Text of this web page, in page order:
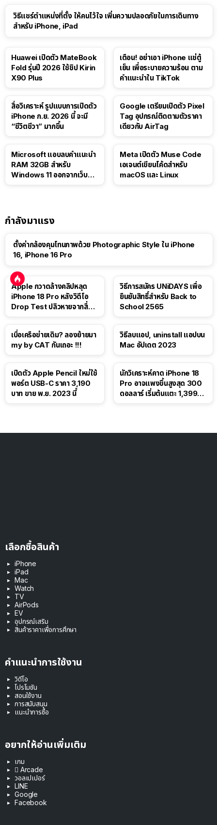
วิธีแชร์ตำแหน่งที่ตั้ง ให้คนไว้ใจ เพิ่มความปลอดภัยในการเดินทาง
สำหรับ iPhone, iPad
Huawei เปิดตัว MateBook
Fold รุ่นปี 2026 ใช้ชิป Kirin
X90 Plus
เตือน! อย่าเอา iPhone แช่ตู้
เย็น เพื่อระบายความร้อน ตาม
คำแนะนำใน TikTok
สื่อวิเคราะห์ รูปแบบการเปิดตัว
iPhone ก.ย. 2026 นี้ จะมี
“ชีวิตชีวา” มากขึ้น
Google เตรียมเปิดตัว Pixel
Tag อุปกรณ์ติดตามตัวราคา
เดียวกับ AirTag
Microsoft แอบลบคำแนะนำ
RAM 32GB สำหรับ
Windows 11 ออกจากเว็บตัว
Meta เปิดตัว Muse Code
เอเจนต์เขียนโค้ดสำหรับ
macOS และ Linux
กำลังมาแรง
ตั้งค่ากล้องคุมโทนภาพด้วย Photographic Style ใน iPhone
16, iPhone 16 Pro
Apple กวาดล้างคลิปหลุด
iPhone 18 Pro หลังวิดีโอ
Drop Test ปลิวหายจากสื่อ
วิธีการสมัคร UNiDAYS เพื่อ
ยืนยันสิทธิ์สำหรับ Back to
School 2565
เบื่อเครือข่ายเดิม? ลองย้ายมา
my by CAT กันเถอะ !!!
วิธีลบแอป, uninstall แอปบน
Mac อัปเดต 2023
เปิดตัว Apple Pencil ใหม่ใช้
พอร์ต USB-C ราคา 3,190
บาท ขาย พ.ย. 2023 นี้
นักวิเคราะห์คาด iPhone 18
Pro อาจแพงขึ้นสูงสุด 300
ดอลลาร์ เริ่มต้นแตะ 1,399
เลือกซื้อสินค้า
iPhone
iPad
Mac
Watch
TV
AirPods
EV
อุปกรณ์เสริม
สินค้าราคาเพื่อการศึกษา
คำแนะนำการใช้งาน
วิดีโอ
โปรโมชัน
สอนใช้งาน
การสนับสนุน
แนะนำการซื้อ
อยากให้อ่านเพิ่มเติม
เกม
 Arcade
วอลเปเปอร์
LINE
Google
Facebook